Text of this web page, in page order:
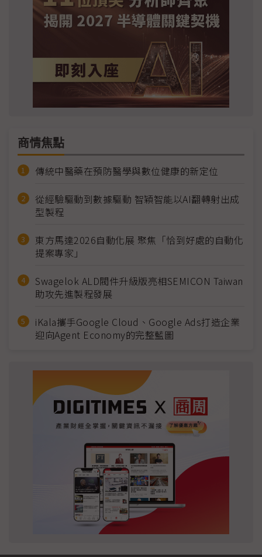
商情焦點
傳統中醫藥在預防醫學與數位健康的新定位
從經驗驅動到數據驅動 智穎智能以AI翻轉射出成
型製程
東方馬達2026自動化展 聚焦「恰到好處的自動化
提案專家」
Swagelok ALD閥件升級版亮相SEMICON Taiwan
助攻先進製程發展
iKala攜手Google Cloud、Google Ads打造企業
迎向Agent Economy的完整藍圖